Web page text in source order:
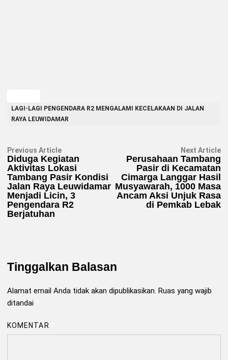
LAGI-LAGI PENGENDARA R2 MENGALAMI KECELAKAAN DI JALAN
RAYA LEUWIDAMAR
Navigasi
pos
Previous ArticlePrevious
article:
Diduga Kegiatan
Aktivitas Lokasi
Tambang Pasir Kondisi
Jalan Raya Leuwidamar
Menjadi Licin, 3
Pengendara R2
Berjatuhan
Next Article
Perusahaan Tambang
Pasir di Kecamatan
Cimarga Langgar Hasil
Musyawarah, 1000 Masa
Ancam Aksi Unjuk Rasa
di Pemkab Lebak
Tinggalkan Balasan
Alamat email Anda tidak akan dipublikasikan. Ruas yang wajib
ditandai
KOMENTAR